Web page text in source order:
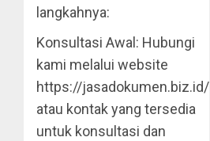
langkahnya:
Konsultasi Awal: Hubungi
kami melalui website
https://jasadokumen.biz.id/
atau kontak yang tersedia
untuk konsultasi dan